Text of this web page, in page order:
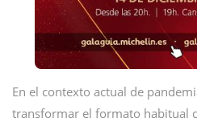
En el contexto actual de
transformar el formato habitual